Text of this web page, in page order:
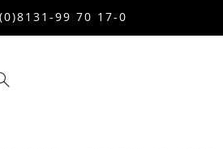
99 70 17-0